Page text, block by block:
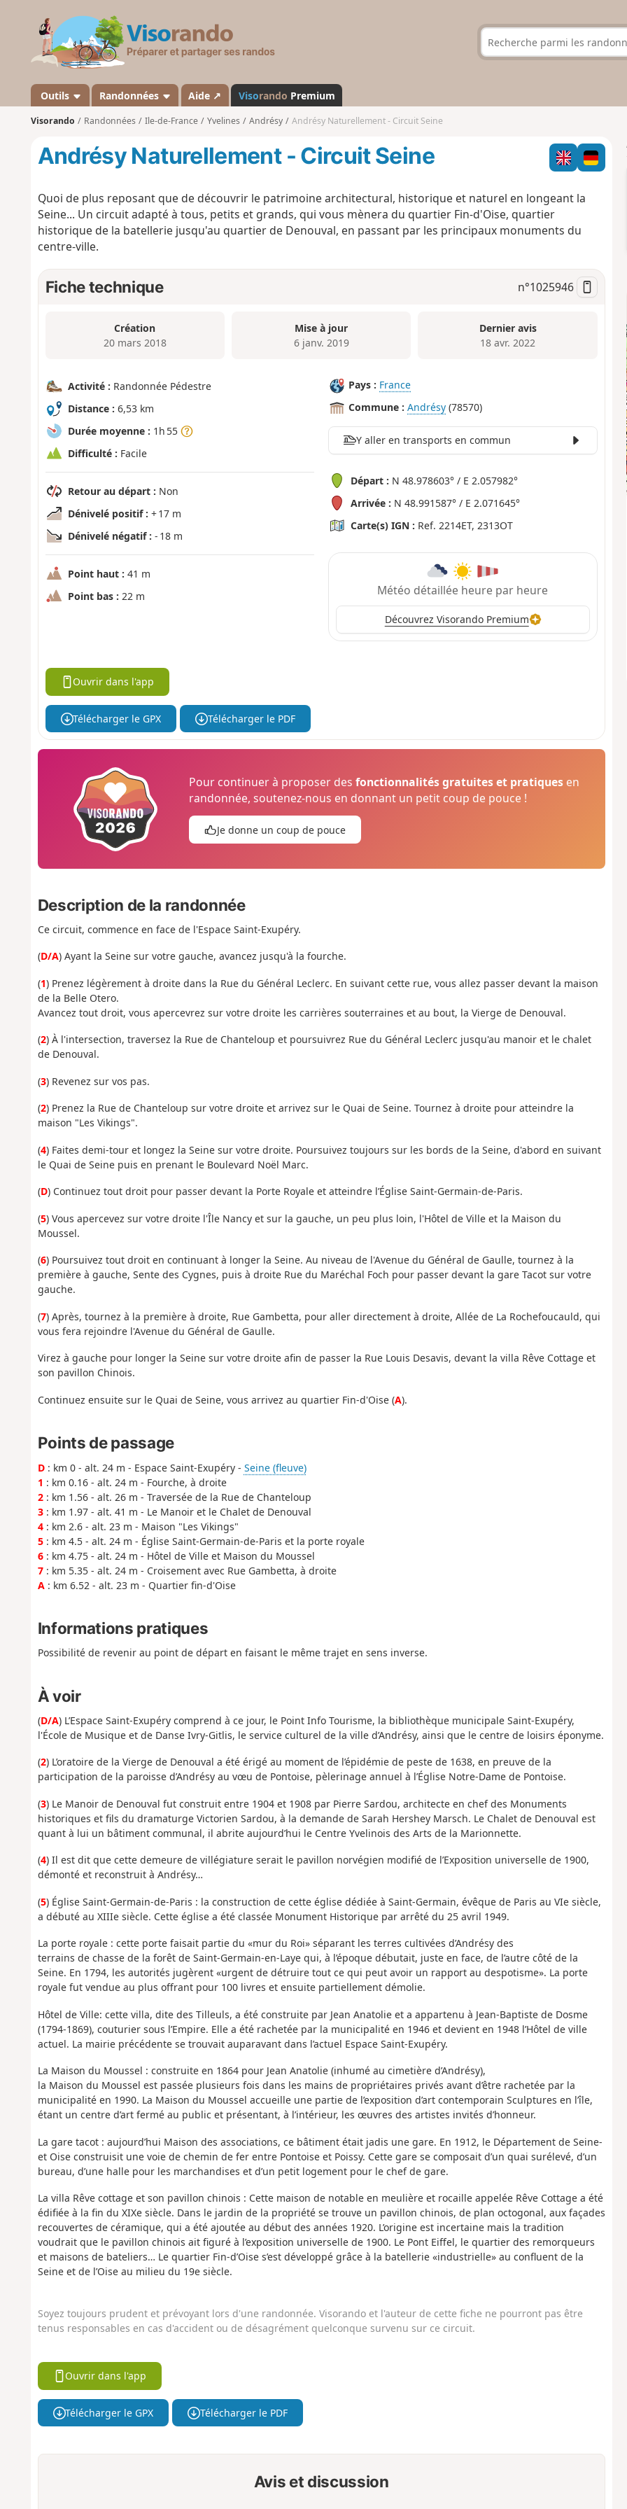
s
a
n
d
Outils Randonnées Aide ↗ Visorando Premium
Visorando Randonnées Ile-de-France Yvelines Andrésy Andrésy Naturellement - Circuit Seine
Andrésy Naturellement - Circuit Seine
Quoi de plus reposant que de découvrir le patrimoine architectural, historique et naturel en longeant la
Seine... Un circuit adapté à tous, petits et grands, qui vous mènera du quartier Fin-d'Oise, quartier
historique de la batellerie jusqu'au quartier de Denouval, en passant par les principaux monuments du
centre-ville.
Fiche technique n°1025946
Création
20 mars 2018
Mise à jour
6 janv. 2019
Dernier avis
18 avr. 2022
Activité : Randonnée Pédestre
Distance : 6,53 km
Durée moyenne : 1h 55
Difficulté : Facile
Retour au départ : Non
Dénivelé positif : + 17 m
Dénivelé négatif : - 18 m
Point haut : 41 m
Point bas : 22 m
Pays : France
Commune : Andrésy (78570)
Y aller en transports en commun
Départ : N 48.978603° / E 2.057982°
Arrivée : N 48.991587° / E 2.071645°
Carte(s) IGN : Ref. 2214ET, 2313OT
Météo détaillée heure par heure
Découvrez Visorando Premium
Ouvrir dans l'app
Télécharger le GPX Télécharger le PDF
Pour continuer à proposer desfonctionnalités gratuites et pratiques en
randonnée, soutenez-nous en donnant un petit coup de pouce !
Je donne un coup de pouce
Description de la randonnée
Ce circuit, commence en face de l'Espace Saint-Exupéry.
(D/A) Ayant la Seine sur votre gauche, avancez jusqu'à la fourche.
(1) Prenez légèrement à droite dans la Rue du Général Leclerc. En suivant cette rue, vous allez passer devant la maison
de la Belle Otero.
Avancez tout droit, vous apercevrez sur votre droite les carrières souterraines et au bout, la Vierge de Denouval.
(2) À l'intersection, traversez la Rue de Chanteloup et poursuivrez Rue du Général Leclerc jusqu'au manoir et le chalet
de Denouval.
(3) Revenez sur vos pas.
(2) Prenez la Rue de Chanteloup sur votre droite et arrivez sur le Quai de Seine. Tournez à droite pour atteindre la
maison "Les Vikings".
(4) Faites demi-tour et longez la Seine sur votre droite. Poursuivez toujours sur les bords de la Seine, d'abord en suivant
le Quai de Seine puis en prenant le Boulevard Noël Marc.
(D) Continuez tout droit pour passer devant la Porte Royale et atteindre l’Église Saint-Germain-de-Paris.
(5) Vous apercevez sur votre droite l'Île Nancy et sur la gauche, un peu plus loin, l'Hôtel de Ville et la Maison du
Moussel.
(6) Poursuivez tout droit en continuant à longer la Seine. Au niveau de l'Avenue du Général de Gaulle, tournez à la
première à gauche, Sente des Cygnes, puis à droite Rue du Maréchal Foch pour passer devant la gare Tacot sur votre
gauche.
(7) Après, tournez à la première à droite, Rue Gambetta, pour aller directement à droite, Allée de La Rochefoucauld, qui
vous fera rejoindre l'Avenue du Général de Gaulle.
Virez à gauche pour longer la Seine sur votre droite afin de passer la Rue Louis Desavis, devant la villa Rêve Cottage et
son pavillon Chinois.
Continuez ensuite sur le Quai de Seine, vous arrivez au quartier Fin-d'Oise (A).
Points de passage
D: km 0 - alt. 24 m - Espace Saint-Exupéry - Seine (fleuve)
1 : km 0.16 - alt. 24 m - Fourche, à droite
2: km 1.56 - alt. 26 m - Traversée de la Rue de Chanteloup
3: km 1.97 - alt. 41 m - Le Manoir et le Chalet de Denouval
4: km 2.6 - alt. 23 m - Maison "Les Vikings"
5: km 4.5 - alt. 24 m - Église Saint-Germain-de-Paris et la porte royale
6: km 4.75 - alt. 24 m - Hôtel de Ville et Maison du Moussel
7: km 5.35 - alt. 24 m - Croisement avec Rue Gambetta, à droite
A: km 6.52 - alt. 23 m - Quartier fin-d'Oise
Informations pratiques
Possibilité de revenir au point de départ en faisant le même trajet en sens inverse.
À voir
(D/A) L’Espace Saint-Exupéry comprend à ce jour, le Point Info Tourisme, la bibliothèque municipale Saint-Exupéry,
l'École de Musique et de Danse Ivry-Gitlis, le service culturel de la ville d’Andrésy, ainsi que le centre de loisirs éponyme.
(2) L’oratoire de la Vierge de Denouval a été érigé au moment de l’épidémie de peste de 1638, en preuve de la
participation de la paroisse d’Andrésy au vœu de Pontoise, pèlerinage annuel à l’Église Notre-Dame de Pontoise.
(3) Le Manoir de Denouval fut construit entre 1904 et 1908 par Pierre Sardou, architecte en chef des Monuments
historiques et fils du dramaturge Victorien Sardou, à la demande de Sarah Hershey Marsch. Le Chalet de Denouval est
quant à lui un bâtiment communal, il abrite aujourd’hui le Centre Yvelinois des Arts de la Marionnette.
(4) Il est dit que cette demeure de villégiature serait le pavillon norvégien modifié de l’Exposition universelle de 1900,
démonté et reconstruit à Andrésy…
(5) Église Saint-Germain-de-Paris : la construction de cette église dédiée à Saint-Germain, évêque de Paris au VIe siècle,
a débuté au XIIIe siècle. Cette église a été classée Monument Historique par arrêté du 25 avril 1949.
La porte royale : cette porte faisait partie du «mur du Roi» séparant les terres cultivées d’Andrésy des
terrains de chasse de la forêt de Saint-Germain-en-Laye qui, à l’époque débutait, juste en face, de l’autre côté de la
Seine. En 1794, les autorités jugèrent «urgent de détruire tout ce qui peut avoir un rapport au despotisme». La porte
royale fut vendue au plus offrant pour 100 livres et ensuite partiellement démolie.
Hôtel de Ville: cette villa, dite des Tilleuls, a été construite par Jean Anatolie et a appartenu à Jean-Baptiste de Dosme
(1794-1869), couturier sous l’Empire. Elle a été rachetée par la municipalité en 1946 et devient en 1948 l’Hôtel de ville
actuel. La mairie précédente se trouvait auparavant dans l’actuel Espace Saint-Exupéry.
La Maison du Moussel : construite en 1864 pour Jean Anatolie (inhumé au cimetière d’Andrésy),
la Maison du Moussel est passée plusieurs fois dans les mains de propriétaires privés avant d’être rachetée par la
municipalité en 1990. La Maison du Moussel accueille une partie de l’exposition d’art contemporain Sculptures en l’île,
étant un centre d’art fermé au public et présentant, à l’intérieur, les œuvres des artistes invités d’honneur.
La gare tacot : aujourd’hui Maison des associations, ce bâtiment était jadis une gare. En 1912, le Département de Seine-
et Oise construisit une voie de chemin de fer entre Pontoise et Poissy. Cette gare se composait d’un quai surélevé, d’un
bureau, d’une halle pour les marchandises et d’un petit logement pour le chef de gare.
La villa Rêve cottage et son pavillon chinois : Cette maison de notable en meulière et rocaille appelée Rêve Cottage a été
édifiée à la fin du XIXe siècle. Dans le jardin de la propriété se trouve un pavillon chinois, de plan octogonal, aux façades
recouvertes de céramique, qui a été ajoutée au début des années 1920. L’origine est incertaine mais la tradition
voudrait que le pavillon chinois ait figuré à l’exposition universelle de 1900. Le Pont Eiffel, le quartier des remorqueurs
et maisons de bateliers… Le quartier Fin-d’Oise s’est développé grâce à la batellerie «industrielle» au confluent de la
Seine et de l’Oise au milieu du 19e siècle.
Soyez toujours prudent et prévoyant lors d'une randonnée. Visorando et l'auteur de cette fiche ne pourront pas être
tenus responsables en cas d'accident ou de désagrément quelconque survenu sur ce circuit.
Ouvrir dans l'app
Télécharger le GPX Télécharger le PDF
Avis et discussion